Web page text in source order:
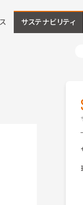
サステナビリティ